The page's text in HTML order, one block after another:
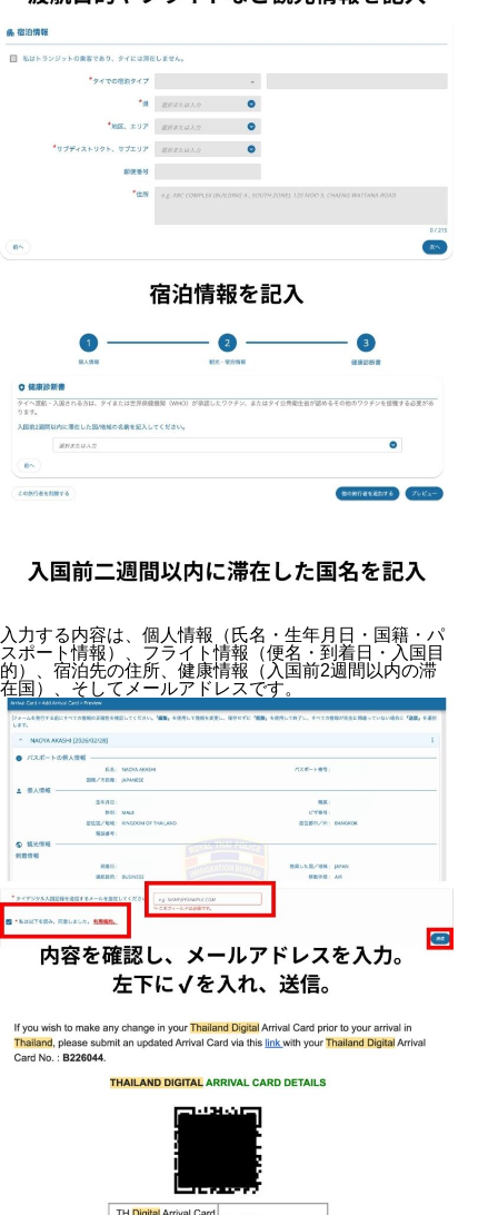
入力する内容は、個人情報（氏名・生年月日・国籍・パ
スポート情報）、フライト情報（便名・到着日・入国目
的）、宿泊先の住所、健康情報（入国前2週間以内の滞
在国）、そしてメールアドレスです。